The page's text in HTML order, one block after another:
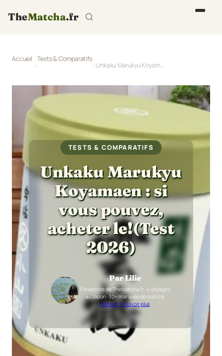
TheMatcha.fr
Accueil Tests & Comparatifs
Unkaku Marukyu Koyamaen : si vous pouvez, acheter le!(Test 2026)
TESTS & COMPARATIFS
Unkaku Marukyu
Koyamaen : si
vous pouvez,
acheter le!(Test
2026)
Par Lilie
Fondatrice de TheMatcha.fr · 4 voyages
au Japon · 30+ marques de matcha
testées·En savoir plus